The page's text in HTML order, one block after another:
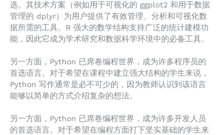
选。其技术方案（例如用于可视化的 ggplot2 和用于数据
管理的 dplyr）为用户提供了有效管理、分析和可视化数
据所需的工具。R 强大的数学结构支持广泛的统计建模功
能，因此它成为学术研究和数据科学环境中的必备工具。
另一方面，Python 已席卷编程世界，成为许多程序员的
首选语言。对于希望在课程中建立强大结构的学生来说，
Python 写作通常是必不可少的，因为教师认识到该语言
能够以简单的方式介绍复杂的想法。
另一方面，Python 已席卷编程世界，成为许多开发人员
的首选语言。对于希望在编程方面打下坚实基础的学生来